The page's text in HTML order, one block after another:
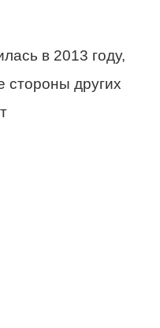
в 2013 году,
стороны других